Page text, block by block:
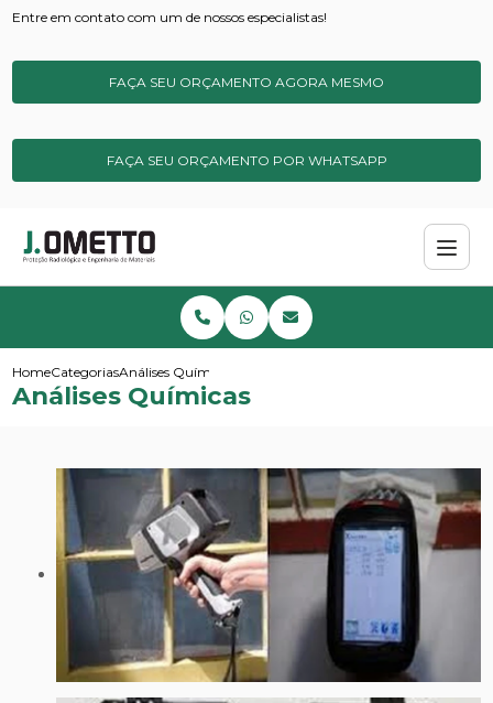
Entre em contato com um de nossos especialistas!
FAÇA SEU ORÇAMENTO AGORA MESMO
FAÇA SEU ORÇAMENTO POR WHATSAPP
HomeCategoriasAnálises Químicas
Análises Químicas